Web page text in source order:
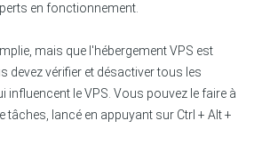
en fonctionnement.
mais que l'hébergement VPS est
devez vérifier et désactiver tous les
influencent le VPS. Vous pouvez le faire à
tâches, lancé en appuyant sur Ctrl + Alt +